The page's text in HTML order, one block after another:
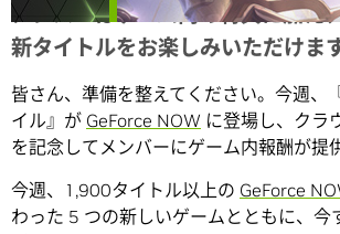
メンバーはゲーム内の特典に加え
新タイトルをお楽しみいただけます
皆さん、準備を整えてください。今週、
イル』が GeForce NOW に登場し、クラ
を記念してメンバーにゲーム内報酬が提
今週、1,900タイトル以上の GeForce
わった 5 つの新しいゲームとともに、今